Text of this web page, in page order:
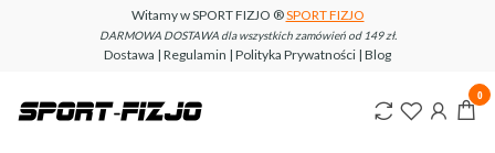
Witamy w SPORT FIZJO ®SPORT FIZJO
DARMOWA DOSTAWA dla wszystkich zamówień od 149 zł.
Dostawa | Regulamin | Polityka Prywatności | Blog
www.sport-
0